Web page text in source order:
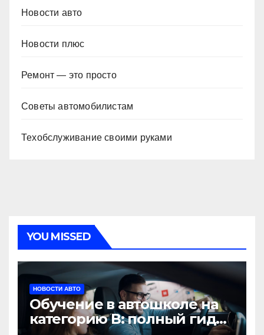
Новости авто
Новости плюс
Ремонт — это просто
Советы автомобилистам
Техобслуживание своими руками
YOU MISSED
НОВОСТИ АВТО
Обучение в автошколе на
категорию В: полный гид